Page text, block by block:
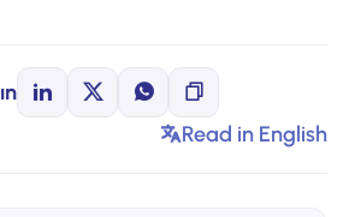
Read in English